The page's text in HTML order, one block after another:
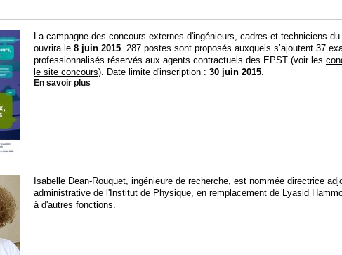
La campagne des concours externes d'ingénieurs, cadres et techniciens du
ouvrira le 8 juin 2015 . 287 postes sont proposés auxquels s’ajoutent 37
professionnalisés réservés aux agents contractuels des EPST (voir les
le site concours). Date limite d'inscription : 30 juin 2015
En savoir plus
Isabelle Dean-Rouquet, ingénieure de recherche, est nommée directrice
administrative de l'Institut de Physique, en remplacement de Lyasid
à d'autres fonctions.